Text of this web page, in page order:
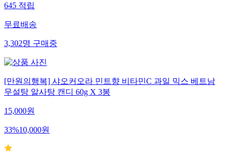
645적립
무료배송
3,302명구매중
[만원의행복] 샤오커오라 민트향 비타민C 과일 믹스 베트남
무설탕 알사탕 캔디 60g X 3봉
15,000원
33%10,000원